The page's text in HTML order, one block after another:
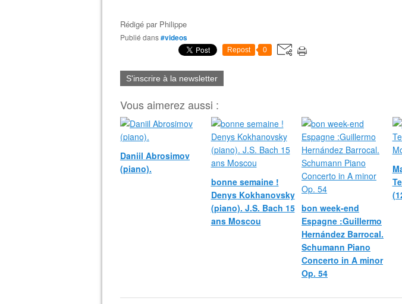
Rédigé par Philippe
Publié dans#videos
Repost 0
S'inscrire à la newsletter
Vous aimerez aussi :
Daniil Abrosimov
(piano).
bonne semaine !
Denys Kokhanovsky
(piano). J.S. Bach 15
ans Moscou
bon week-end
Espagne :Guillermo
Hernández Barrocal.
Schumann Piano
Concerto in A minor
Op. 54